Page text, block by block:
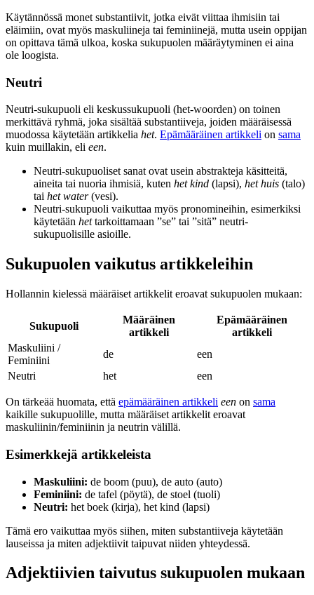
Käytännössä monet substantiivit, jotka eivät viittaa ihmisiin tai
eläimiin, ovat myös maskuliineja tai feminiinejä, mutta usein oppijan
on opittava tämä ulkoa, koska sukupuolen määräytyminen ei aina
ole loogista.
Neutri
Neutri-sukupuoli eli keskussukupuoli (het-woorden) on toinen
merkittävä ryhmä, joka sisältää substantiiveja, joiden määräisessä
muodossa käytetään artikkelia het. Epämääräinen artikkeli on sama
kuin muillakin, eli een.
Neutri-sukupuoliset sanat ovat usein abstrakteja käsitteitä,
aineita tai nuoria ihmisiä, kuten het kind (lapsi), het huis (talo)
tai het water(vesi).
Neutri-sukupuoli vaikuttaa myös pronomineihin, esimerkiksi
käytetään hettarkoittamaan ”se” tai ”sitä” neutri-
sukupuolisille asioille.
Sukupuolen vaikutus artikkeleihin
Hollannin kielessä määräiset artikkelit eroavat sukupuolen mukaan:
Sukupuoli
Määräinen
artikkeli
Epämääräinen
artikkeli
Maskuliini /
Feminiini
de
een
Neutri
het een
On tärkeää huomata, että epämääräinen artikkeli een on sama
kaikille sukupuolille, mutta määräiset artikkelit eroavat
maskuliinin/feminiinin ja neutrin välillä.
Esimerkkejä artikkeleista
Maskuliini: de boom (puu), de auto (auto)
Feminiini: de tafel (pöytä), de stoel (tuoli)
Neutri: het boek (kirja), het kind (lapsi)
Tämä ero vaikuttaa myös siihen, miten substantiiveja käytetään
lauseissa ja miten adjektiivit taipuvat niiden yhteydessä.
Adjektiivien taivutus sukupuolen mukaan